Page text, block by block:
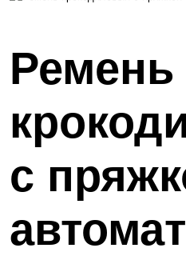
Ремень
с
автомат